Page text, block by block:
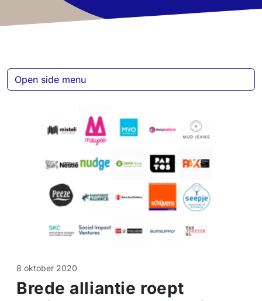
8 oktober 2020
Brede alliantie roept
Open side menu